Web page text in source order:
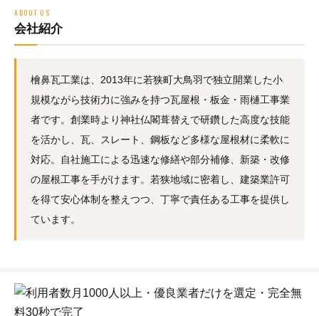
ABOUT US
会社紹介
檜鼻瓦工業は、2013年に若狭町大鳥羽で独立開業した小
規模ながら技術力に強みを持つ瓦屋根・板金・雨樋工事業
者です。創業時より神社仏閣葺替えで研鑽した高度な技能
を活かし、瓦、スレート、鋼板など多様な屋根材に柔軟に
対応。自社施工による迅速な修繕や部分補修、新築・改修
の屋根工事を手がけます。若狭地域に密着し、建築業許可
を得て安心体制を整えつつ、丁寧で責任ある工事を提供し
ています。